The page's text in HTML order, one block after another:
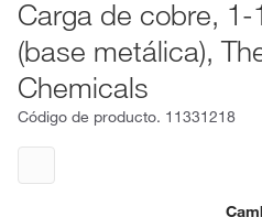
Carga de cobre,
(base metálica),
Chemicals
Código de producto. 11331218